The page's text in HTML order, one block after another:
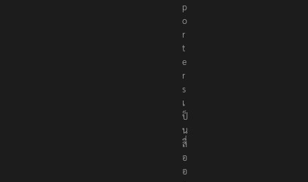
p
o
r
t
e
r
s
เ
ป็
น
สื่
อ
อ